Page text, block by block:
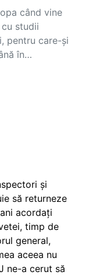
când vine
studii
pentru care-și
în…
și
să returneze
acordați
timp de
general,
aceea nu
ne-a cerut să